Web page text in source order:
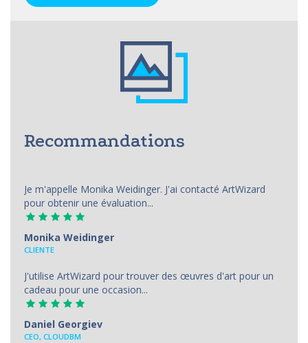
Recommandations
Je m'appelle Monika Weidinger. J'ai contacté ArtWizard
pour obtenir une évaluation...
Monika Weidinger
CLIENTE
J'utilise ArtWizard pour trouver des œuvres d'art pour un
cadeau pour une occasion...
Daniel Georgiev
CEO, CLOUDBM